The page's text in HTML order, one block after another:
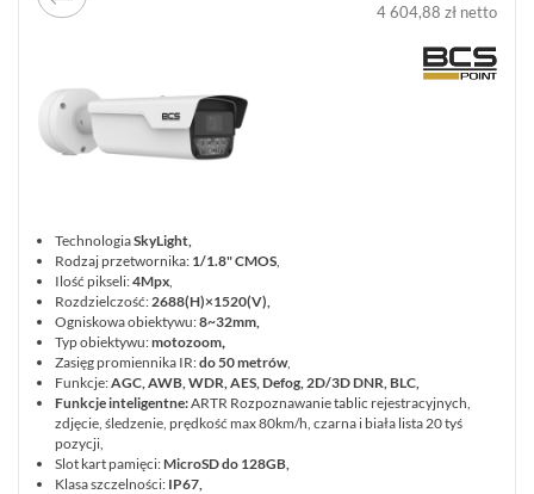
4 604,88 zł netto
TechnologiaSkyLight,
Rodzaj przetwornika: 1/1.8" CMOS,
Ilość pikseli:4Mpx,
Rozdzielczość:2688(H)×1520(V),
Ogniskowa obiektywu:8~32mm,
Typ obiektywu:motozoom,
Zasięg promiennika IR:do 50 metrów,
Funkcje:AGC, AWB, WDR, AES, Defog, 2D/3D DNR, BLC,
Funkcje inteligentne:ARTR Rozpoznawanie tablic rejestracyjnych,
zdjęcie, śledzenie, prędkość max 80km/h, czarna i biała lista 20 tyś
pozycji,
Slot kart pamięci:MicroSD do 128GB,
Klasa szczelności: IP67,